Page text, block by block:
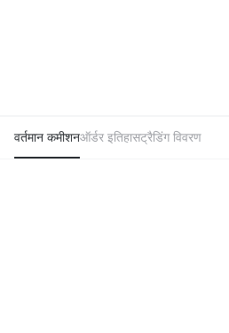
वर्तमान कमीशनऑर्डर इतिहासट्रैडिंग विवरण